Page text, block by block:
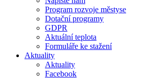
Program rozvoje městyse
Dotační programy
GDPR
Aktuální teplota
Formuláře ke stažení
Aktuality
Aktuality
Facebook